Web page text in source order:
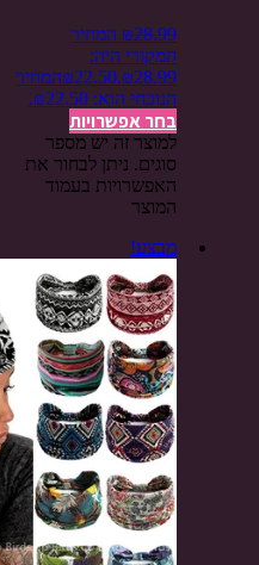
₪28.99
המחיר
המקורי היה:
₪28.99.
₪22.50
המחיר
הנוכחי הוא: ₪22.50.
בחר אפשרויות
למוצר זה יש מספר
סוגים. ניתן לבחור את
האפשרויות בעמוד
המוצר
מבצע!